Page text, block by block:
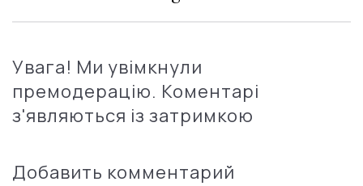
Увага! Ми увімкнули
премодерацію. Коментарі
з'являються із затримкою
Добавить комментарий